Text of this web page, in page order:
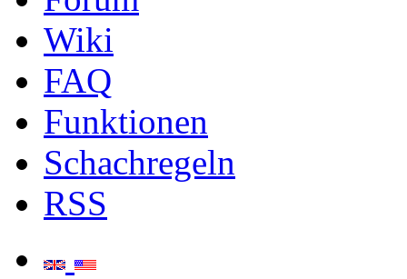
Wiki
FAQ
Funktionen
Schachregeln
RSS